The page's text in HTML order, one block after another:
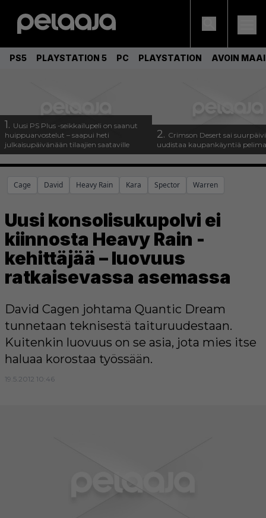
PS5 PLAYSTATION 5 PC PLAYSTATION AVOIN
1. Uusi PS Plus -seikkailupeli on saanut
huippuarvostelut – saapui heti
julkaisupäivänään tilaajien saataville
2. Crimson Desert sai
uudistaa kaupankäyntiä
Cage David Heavy Rain Kara Spector Warren
Uusi konsolisukupolvi ei
kiinnosta Heavy Rain -
kehittäjää – luovuus
ratkaisevassa asemassa
David Cagen johtama Quantic Dream
tunnetaan teknisestä taituruudestaan.
Kuitenkin luovuus on se asia, jota mies itse
haluaa korostaa työssään.
19.5.2012 10:46